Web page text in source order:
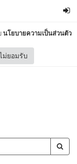
นโยบายความเป็นส่วนตัว
ม่ยอมรับ